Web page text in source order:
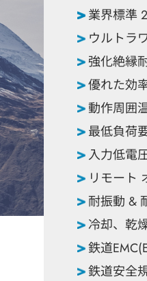
業界標準
ウルトラ
強化絶縁
優れた効
動作周囲
最低負荷
入力低電
リモート
耐振動 &
冷却、乾
鉄道
鉄道安全